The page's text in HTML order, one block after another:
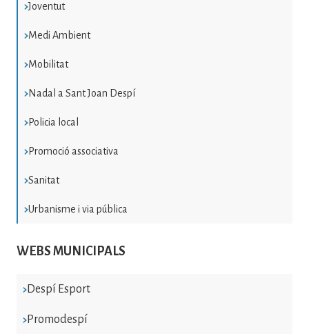
Joventut
Medi Ambient
Mobilitat
Nadal a Sant Joan Despí
Policia local
Promoció associativa
Sanitat
Urbanisme i via pública
WEBS MUNICIPALS
Despí Esport
Promodespí